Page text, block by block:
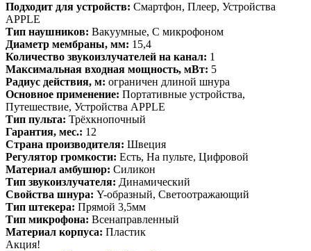
Подходит для устройств: Смартфон, Плеер, Устройства
APPLE
Тип наушников: Вакуумные, С микрофоном
Диаметр мембраны, мм: 15,4
Количество звукоизлучателей на канал: 1
Максимальная входная мощность, мВт: 5
Радиус действия, м: ограничен длиной шнура
Основное применение: Портативные устройства,
Путешествие, Устройства APPLE
Тип пульта: Трёхкнопочный
Гарантия, мес.: 12
Страна производителя: Швеция
Регулятор громкости: Есть, На пульте, Цифровой
Материал амбушюр: Силикон
Тип звукоизлучателя: Динамический
Свойства шнура: Y-образный, Светоотражающий
Тип штекера: Прямой 3,5мм
Тип микрофона: Всенаправленный
Материал корпуса: Пластик
Акция!